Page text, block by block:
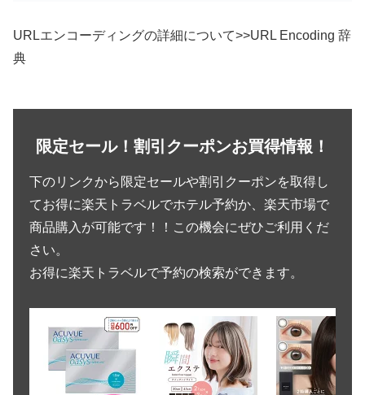
URLエンコーディングの詳細について>>URL Encoding 辞
典
限定セール！割引クーポンお買得情報！
下のリンクから限定セールや割引クーポンを取得し
てお得に楽天トラベルでホテル予約か、楽天市場で
商品購入が可能です！！この機会にぜひご利用くだ
さい。
お得に楽天トラベルで予約の検索ができます。